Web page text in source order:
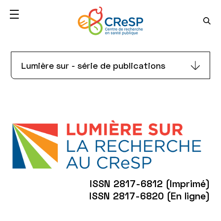
Lumière sur
Lumière sur - série de publications
ISSN 2817-6812 (Imprimé)
ISSN 2817-6820 (En ligne)